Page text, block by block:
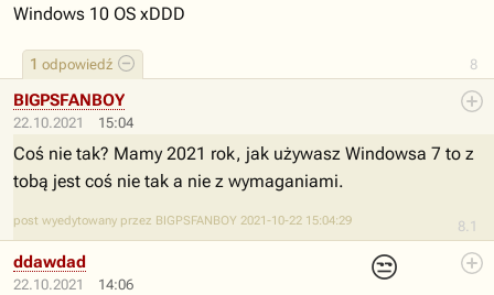
8
1 odpowiedź
Windows 10 OS xDDD
22.10.2021 15:04
8.1
BIGPSFANBOY
Coś nie tak? Mamy 2021 rok, jak używasz Windowsa 7 to z
tobą jest coś nie tak a nie z wymaganiami.
post wyedytowany przez BIGPSFANBOY 2021-10-22 15:04:29
22.10.2021 14:06
😒
ddawdad